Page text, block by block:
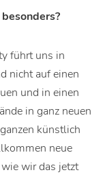
führt uns in
nicht auf einen
und in einen
in ganz neuen
künstlich
neue
wir das jetzt